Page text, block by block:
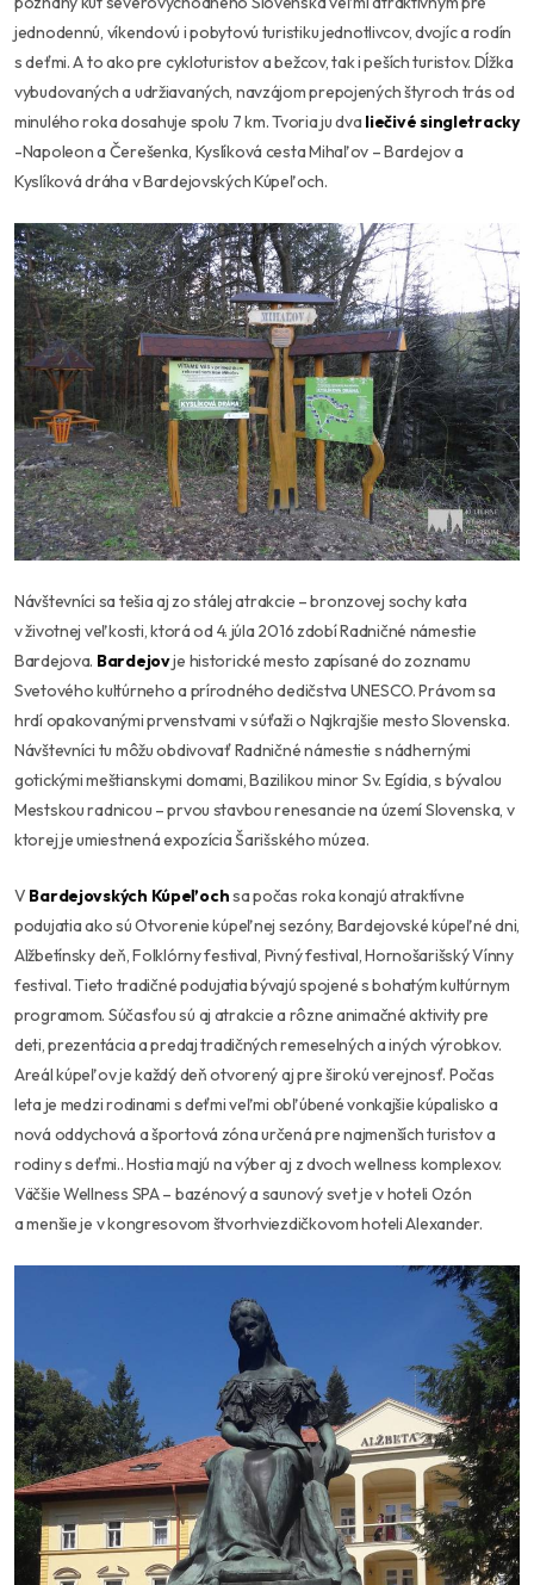
jednodennú, víkendovú i pobytovú turistiku jednotlivcov, dvojíc a rodín
s deťmi. A to ako pre cykloturistov a bežcov, tak i peších turistov. Dĺžka
vybudovaných a udržiavaných, navzájom prepojených štyroch trás od
minulého roka dosahuje spolu 7 km. Tvoria ju dva liečivésingletracky
-Napoleon a Čerešenka, Kyslíková cesta Mihaľov – Bardejov a
Kyslíková dráha v Bardejovských Kúpeľoch.
Návštevníci sa tešia aj zo stálej atrakcie – bronzovej sochy kata
v životnej veľkosti, ktorá od 4. júla 2016 zdobí Radničné námestie
Bardejova. Bardejovje historické mesto zapísané do zoznamu
Svetového kultúrneho a prírodného dedičstva UNESCO. Právom sa
hrdí opakovanými prvenstvami v súťaži o Najkrajšie mesto Slovenska.
Návštevníci tu môžu obdivovať Radničné námestie s nádhernými
gotickými meštianskymi domami, Bazilikou minor Sv. Egídia, s bývalou
Mestskou radnicou – prvou stavbou renesancie na území Slovenska, v
ktorej je umiestnená expozícia Šarišského múzea.
V Bardejovských Kúpeľochsa počas roka konajú atraktívne
podujatia ako sú Otvorenie kúpeľnej sezóny, Bardejovské kúpeľné dni,
Alžbetínsky deň, Folklórny festival, Pivný festival, Hornošarišský Vínny
festival. Tieto tradičné podujatia bývajú spojené s bohatým kultúrnym
programom. Súčasťou sú aj atrakcie a rôzne animačné aktivity pre
deti, prezentácia a predaj tradičných remeselných a iných výrobkov.
Areál kúpeľov je každý deň otvorený aj pre širokú verejnosť. Počas
leta je medzi rodinami s deťmi veľmi obľúbené vonkajšie kúpalisko a
nová oddychová a športová zóna určená pre najmenších turistov a
rodiny s deťmi.. Hostia majú na výber aj z dvoch wellness komplexov.
Väčšie Wellness SPA – bazénový a saunový svet je v hoteli Ozón
a menšie je v kongresovom štvorhviezdičkovom hoteli Alexander.